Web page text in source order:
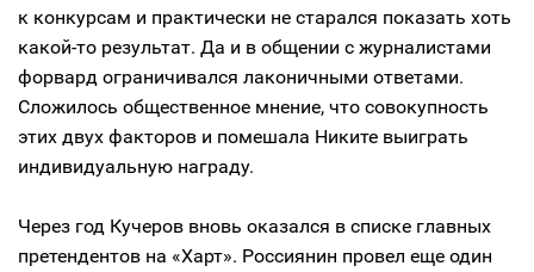
к конкурсам и практически не старался показать хоть
какой-то результат. Да и в общении с журналистами
форвард ограничивался лаконичными ответами.
Сложилось общественное мнение, что совокупность
этих двух факторов и помешала Никите выиграть
индивидуальную награду.
Через год Кучеров вновь оказался в списке главных
претендентов на «Харт». Россиянин провел еще один